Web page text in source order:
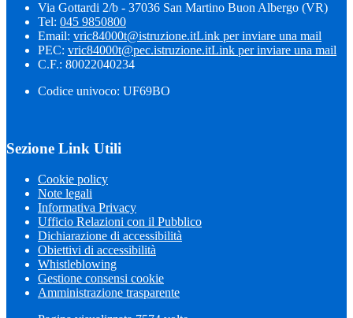
Via Gottardi 2/b - 37036 San Martino Buon Albergo (VR)
Tel: 045 9850800
Email: vric84000t@istruzione.itLink per inviare una mail
PEC: vric84000t@pec.istruzione.itLink per inviare una mail
C.F.: 80022040234
Codice univoco: UF69BO
Sezione Link Utili
Cookie policy
Note legali
Informativa Privacy
Ufficio Relazioni con il Pubblico
Dichiarazione di accessibilità
Obiettivi di accessibilità
Whistleblowing
Gestione consensi cookie
Amministrazione trasparente